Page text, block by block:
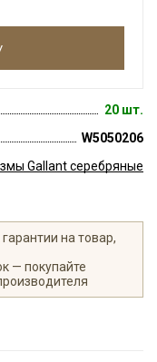
20 шт.
W5050206
Gallant серебряные
на товар,
— покупайте